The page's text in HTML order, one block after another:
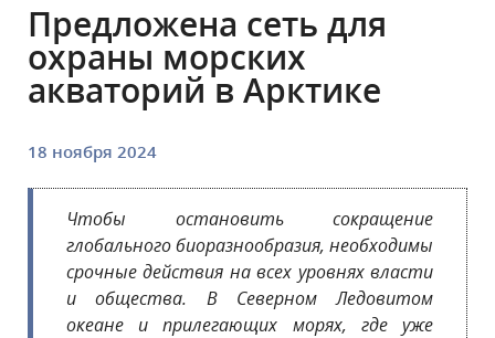
Предложена сеть для
охраны морских
акваторий в Арктике
18 ноября 2024
Чтобы остановить сокращение
глобального биоразнообразия, необходимы
срочные действия на всех уровнях власти
и общества. В Северном Ледовитом
океане и прилегающих морях, где уже